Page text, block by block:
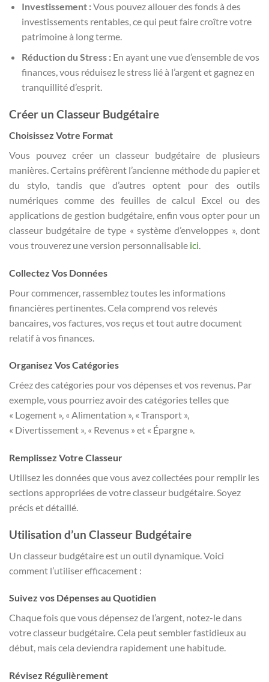
Investissement :Vous pouvez allouer des fonds à des
investissements rentables, ce qui peut faire croître votre
patrimoine à long terme.
Réduction du Stress :En ayant une vue d’ensemble de vos
finances, vous réduisez le stress lié à l’argent et gagnez en
tranquillité d’esprit.
Créer un Classeur Budgétaire
Choisissez Votre Format
Vous pouvez créer un classeur budgétaire de plusieurs
manières. Certains préfèrent l’ancienne méthode du papier et
du stylo, tandis que d’autres optent pour des outils
numériques comme des feuilles de calcul Excel ou des
applications de gestion budgétaire, enfin vous opter pour un
classeur budgétaire de type « système d’enveloppes », dont
vous trouverez une version personnalisable ici
Collectez Vos Données
Pour commencer, rassemblez toutes les informations
financières pertinentes. Cela comprend vos relevés
bancaires, vos factures, vos reçus et tout autre document
relatif à vos finances.
Organisez Vos Catégories
Créez des catégories pour vos dépenses et vos revenus. Par
exemple, vous pourriez avoir des catégories telles que
« Logement », « Alimentation », « Transport »,
« Divertissement », « Revenus » et « Épargne ».
Remplissez Votre Classeur
Utilisez les données que vous avez collectées pour remplir les
sections appropriées de votre classeur budgétaire. Soyez
précis et détaillé.
Utilisation d’un Classeur Budgétaire
Un classeur budgétaire est un outil dynamique. Voici
comment l’utiliser efficacement :
Suivez vos Dépenses au Quotidien
Chaque fois que vous dépensez de l’argent, notez-le dans
votre classeur budgétaire. Cela peut sembler fastidieux au
début, mais cela deviendra rapidement une habitude.
Révisez Régulièrement